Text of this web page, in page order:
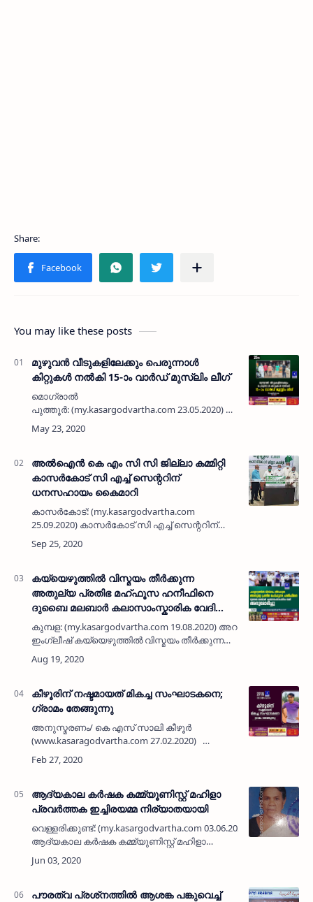
You may like these posts
മുഴുവന്‍ വീടുകളിലേക്കും പെരുന്നാള്‍
കിറ്റുകള്‍ നല്‍കി 15-ാം വാര്‍ഡ് മുസ്ലിം ലീഗ്
മൊഗ്രാല്‍
പുത്തൂര്‍: (my.kasargodvartha.com 23.05.2020) വാര്‍ഡിലെ
മുഴുവന്‍ വീടുകളിലേക്കും പെരുന്നാള്‍ കിറ്റുകള്‍
നല്‍കി 15-ാം വാര്‍ഡ് ലീഗ് കമ്മിറ്റി. ലോക്ക്
അൽഐൻ കെ എം സി സി ജില്ലാ കമ്മിറ്റി
കാസർകോട് സി എച്ച് സെന്ററിന്
ധനസഹായം കൈമാറി
കാസർകോട്: (my.kasargodvartha.com
25.09.2020) കാസർകോട് സി എച്ച് സെന്ററിന്
അൽ ഐൻ കെ എം സി സി കാസർകാട് ജില്ലാ
കമ്മിറ്റിയുടെ ഒരു ലക്ഷം രൂപ സംസ്ഥാന
കയ്യെഴുത്തിൽ വിസ്മയം തീർക്കുന്ന
അതുല്യ പ്രതിഭ മഹ്ഫൂസ ഹനീഫിനെ
ദുബൈ മലബാർ കലാസാംസ്കാരിക വേദി
അനുമോദിച്ചു
കുമ്പള: (my.kasargodvartha.com 19.08.2020) അറബിക്-
ഇംഗ്ലീഷ് കയ്യെഴുത്തിൽ വിസ്മയം തീർക്കുന്ന
മഹ്ഫൂസ് ഹനീഫിനെ ദുബൈ മലബാർ
കലാസാംസ്കാരിക വേദി മുൻമന്ത്രി ചെർക്കളം…
കീഴൂരിന് നഷ്ടമായത് മികച്ച സംഘാടകനെ;
ഗ്രാമം തേങ്ങുന്നു
അനുസ്മരണം/ കെ എസ് സാലി കീഴൂര്‍
(www.kasaragodvartha.com 27.02.2020)
കഴിഞ്ഞ ദിവസം ആകസ്മികമായി മരണപ്പെട്ട
സുലൈമാന്റെ മരണം വലിയ ആഘാതമാണ്
ആദ്യകാല കര്‍ഷക കമ്മ്യൂണിസ്റ്റ് മഹിളാ
പ്രവര്‍ത്തക ഇച്ചിരയമ്മ നിര്യാതയായി
വെള്ളരിക്കുണ്ട്: (my.kasargodvartha.com 03.06.2020) അട്ടക്കാട്ടെ
ആദ്യകാല കര്‍ഷക കമ്മ്യുണിസ്റ്റ് മഹിളാ
പ്രവര്‍ത്തകയും ദീര്‍ഘകാലം സി പി എം അട്ടക്കാട്
ബ്രാഞ്ചംഗ…
പൗരത്വ പ്രശ്‌നത്തില്‍ ആശങ്ക പങ്കുവെച്ച്